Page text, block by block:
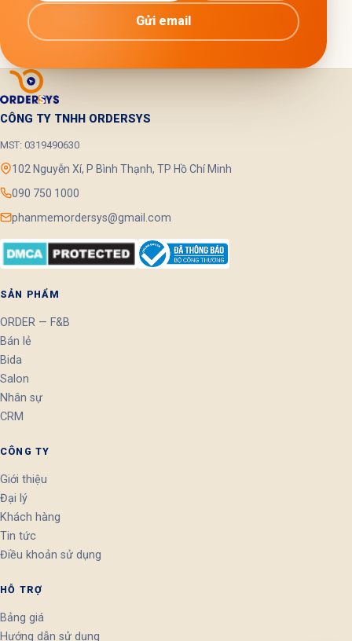
Gửi email
CÔNG TY TNHH ORDERSYS
MST: 0319490630
102 Nguyễn Xí, P Bình Thạnh, TP Hồ Chí Minh
090 750 1000
phanmemordersys@gmail.com
SẢN PHẨM
ORDER — F&B
Bán lẻ
Bida
Salon
Nhân sự
CRM
CÔNG TY
Giới thiệu
Đại lý
Khách hàng
Tin tức
Điều khoản sử dụng
HỖ TRỢ
Bảng giá
Hướng dẫn sử dụng